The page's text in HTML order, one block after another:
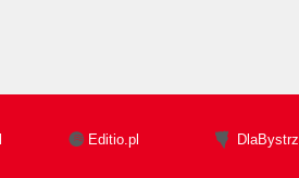
Editio.pl